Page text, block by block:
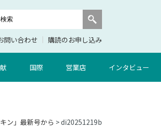
問い合わせ 購読のお申し込み
国際 営業店 インタビュー
キン」最新号から > di20251219b